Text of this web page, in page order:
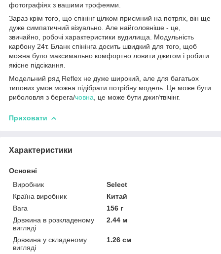
фотографіях з вашими трофеями.
Зараз крім того, що спінінг цілком приємний на потрях, він ще
дуже симпатичний візуально. Але найголовніше - це,
звичайно, робочі характеристики вудилища. Модульність
карбону 24т. Бланк спінінга досить швидкий для того, щоб
можна було максимально комфортно ловити джигом і робити
якісне підсікання.
Модельний ряд Reflex не дуже широкий, але для багатьох
типових умов можна підібрати потрібну модель. Це може бути
риболовля з берега/човна , це може бути джиг/твічінг.
Приховати
Характеристики
Основні
Виробник
Select
Країна виробник
Китай
Вага
156 г
Довжина в розкладеному
вигляді
2.44 м
Довжина у складеному
вигляді
1.26 см